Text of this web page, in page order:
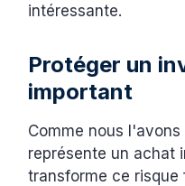
intéressante.
Protéger un
important
Comme nous
représente un achat
transforme ce risque